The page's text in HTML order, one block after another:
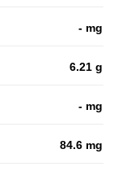
- mg
6.21 g
- mg
84.6 mg